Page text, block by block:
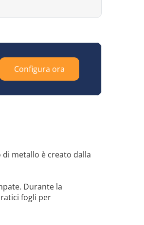
Configura ora
metallo è creato dalla
Durante la
fogli per